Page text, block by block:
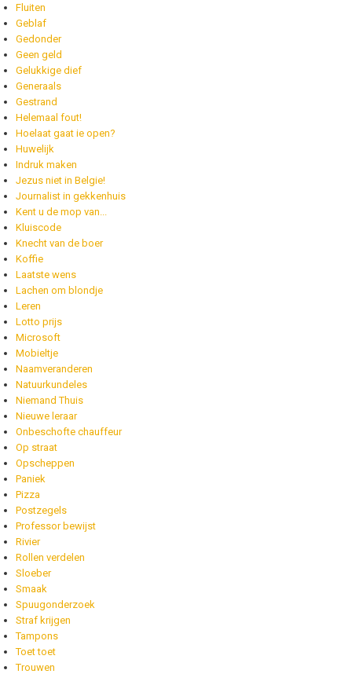
Fluiten
Geblaf
Gedonder
Geen geld
Gelukkige dief
Generaals
Gestrand
Helemaal fout!
Hoelaat gaat ie open?
Huwelijk
Indruk maken
Jezus niet in Belgie!
Journalist in gekkenhuis
Kent u de mop van...
Kluiscode
Knecht van de boer
Koffie
Laatste wens
Lachen om blondje
Leren
Lotto prijs
Microsoft
Mobieltje
Naamveranderen
Natuurkundeles
Niemand Thuis
Nieuwe leraar
Onbeschofte chauffeur
Op straat
Opscheppen
Paniek
Pizza
Postzegels
Professor bewijst
Rivier
Rollen verdelen
Sloeber
Smaak
Spuugonderzoek
Straf krijgen
Tampons
Toet toet
Trouwen